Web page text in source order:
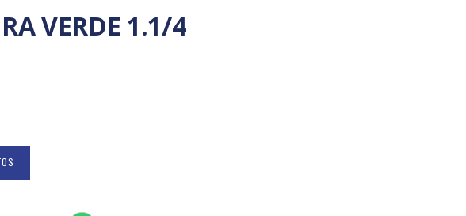
VERDE 1.1/4